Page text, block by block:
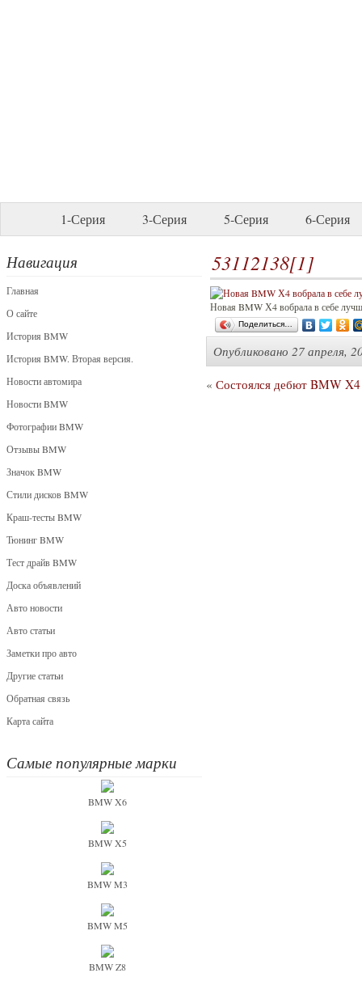
1-Серия 3-Серия 5-Серия 6-Серия
Навигация
Главная
О сайте
История BMW
История BMW. Вторая версия.
Новости автомира
Новости BMW
Фотографии BMW
Отзывы BMW
Значок BMW
Стили дисков BMW
Краш-тесты BMW
Тюнинг BMW
Тест драйв BMW
Доска объявлений
Авто новости
Авто статьи
Заметки про авто
Другие статьи
Обратная связь
Карта сайта
Самые популярные марки
BMW X6
BMW X5
BMW M3
BMW M5
BMW Z8
53112138[1]
Новая BMW Х4 вобрала в себе
Поделиться…
Опубликовано 27 апреля,
« Состоялся дебют BMW X4